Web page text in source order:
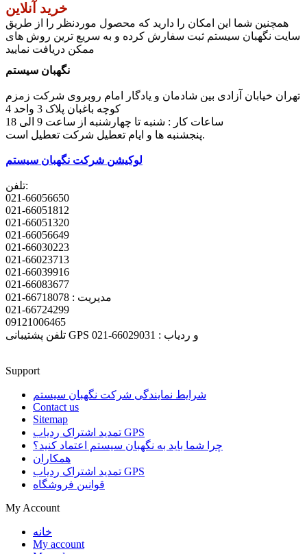
خرید آنلاین
همچنین شما این امکان را دارید که محصول موردنظر را از طریق
سایت نگهبان سیستم ثبت سفارش کرده و به سریع ترین روش های
ممکن دریافت نمایید
نگهبان سیستم
تهران خیابان آزادی بین شادمان و یادگار امام روبروی شرکت زمزم
کوچه باغبان پلاک 3 واحد 4
پنجشنبه ها و ایام تعطیل شرکت تعطیل است.
لوکیشن شرکت نگهبان سیستم
تلفن:
021-66056650
021-66051812
021-66051320
021-66056649
021-66030223
021-66023713
021-66039916
021-66083677
مدیریت : 66718078-021
021-66724299
09121006465
تلفن پشتیبانی GPS و ردیاب : 66029031-021
Support
شرایط نمایندگی شرکت نگهبان سیستم
Contact us
Sitemap
تمدید اشتراک ردیاب GPS
چرا شما باید به نگهبان سیستم اعتماد کنید؟
همکاران
تمدید اشتراک ردیاب GPS
قوانین فروشگاه
My Account
خانه
My account